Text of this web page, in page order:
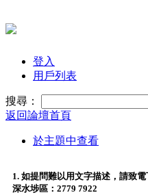
登入
用戶列表
搜尋：
返回論壇首頁
於主題中查看
1. 如提問難以用文字描述，請致
深水埗區：2779 7922